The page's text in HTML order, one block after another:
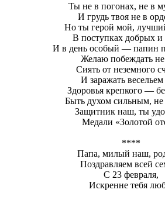
Ты не в погонах, не в
И грудь твоя не в
Но ты герой мой,
В поступках добрых и
И в день особый — папин
Желаю побеждать не
Сиять от неземного
И заражать весельем
Здоровья крепкого —
Быть духом сильным, не
Защитник наш, ты
Медали «Золотой
****
Папа, милый наш,
Поздравляем всей
С 23 февраля,
Искренне тебя